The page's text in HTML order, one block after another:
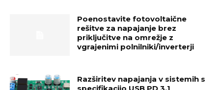
Poenostavite fotovoltaične
rešitve za napajanje brez
priključitve na omrežje z
vgrajenimi polnilniki/inverterji
Razširitev napajanja v sistemih s
specifikacijo USB PD 3.1